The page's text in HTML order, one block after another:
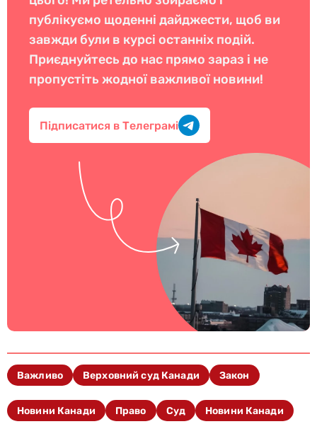
публікуємо щоденні дайджести, щоб ви
завжди були в курсі останніх подій.
Приєднуйтесь до нас прямо зараз і не
пропустіть жодної важливої новини!
Підписатися в Телеграмі
Важливо Верховний суд Канади Закон
Новини Канади Право Суд Новини Канади